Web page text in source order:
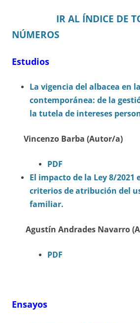
IR AL ÍNDICE DE
NÚMEROS
Estudios
La vigencia del albacea en
contemporánea: de la
la tutela de intereses
Vincenzo Barba (Autor/a)
PDF
El impacto de la Ley 8/2021
criterios de atribución del
familiar.
Agustín Andrades Navarro
PDF
Ensayos